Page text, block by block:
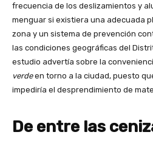
frecuencia de los deslizamientos y
menguar si existiera una adecuada
zona y un sistema de prevención
las condiciones geográficas del
estudio advertía sobre la
verdeen torno a la ciudad, puesto
impediría el desprendimiento de
De entre las